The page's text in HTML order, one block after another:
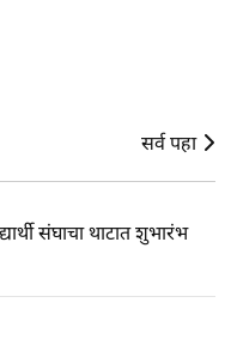
सर्व पहा
संघाचा थाटात शुभारंभ